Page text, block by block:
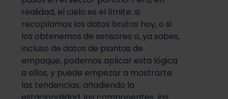
realidad, el cielo es el límite: si
recopilamos los datos brutos hoy, o si
los obtenemos de sensores o, ya sabes,
incluso de datos de plantas de
empaque, podemos aplicar esta lógica
a ellos, y puede empezar a mostrarte
las tendencias, añadiendo la